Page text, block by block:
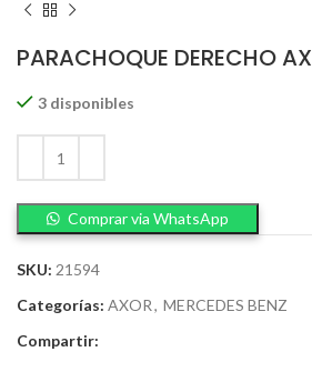
PARACHOQUE DERECHO
3 disponibles
Comprar via WhatsApp
SKU: 21594
Categorías: AXOR, MERCEDES BENZ
Compartir: